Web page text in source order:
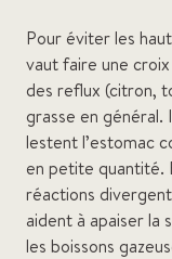
Pour éviter les
vaut faire une
des reflux (citron,
grasse en
lestent l’estomac
en petite quantité.
réactions
aident à apaiser la
les boissons